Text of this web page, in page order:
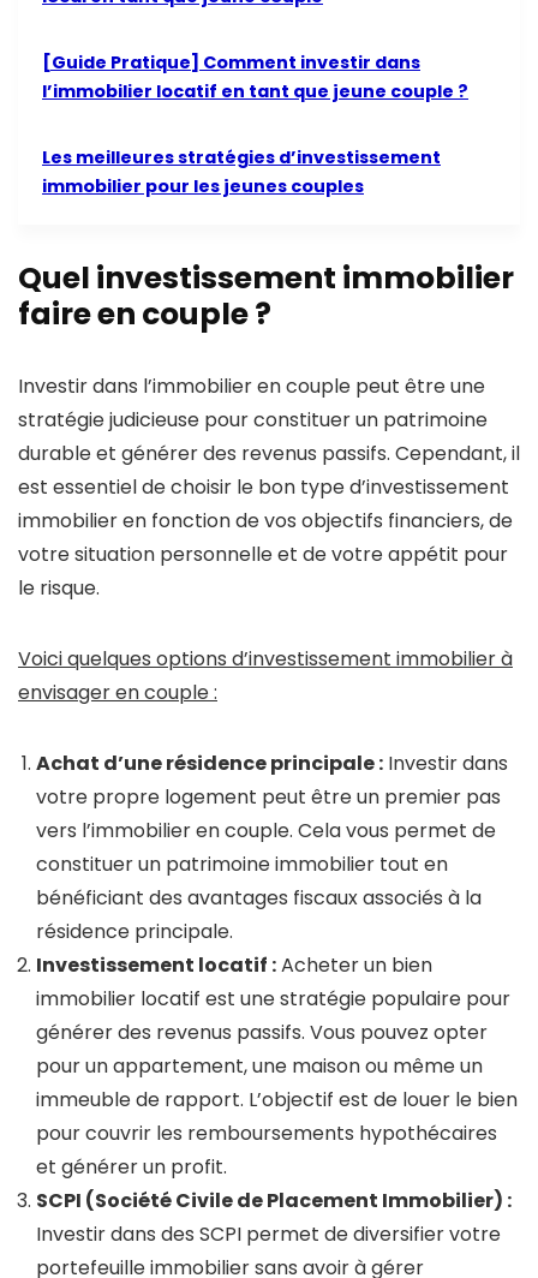
[Guide Pratique] Comment investir dans
l’immobilier locatif en tant que jeune couple ?
Les meilleures stratégies d’investissement
immobilier pour les jeunes couples
Quel investissement immobilier
faire en couple ?
Investir dans l’immobilier en couple peut être une
stratégie judicieuse pour constituer un patrimoine
durable et générer des revenus passifs. Cependant, il
est essentiel de choisir le bon type d’investissement
immobilier en fonction de vos objectifs financiers, de
votre situation personnelle et de votre appétit pour
le risque.
Voici quelques options d’investissement immobilier à
envisager en couple :
Achat d’une résidence principale : Investir dans
votre propre logement peut être un premier pas
vers l’immobilier en couple. Cela vous permet de
constituer un patrimoine immobilier tout en
bénéficiant des avantages fiscaux associés à la
résidence principale.
Investissement locatif :Acheter un bien
immobilier locatif est une stratégie populaire pour
générer des revenus passifs. Vous pouvez opter
pour un appartement, une maison ou même un
immeuble de rapport. L’objectif est de louer le bien
pour couvrir les remboursements hypothécaires
et générer un profit.
SCPI (Société Civile de Placement Immobilier) :
Investir dans des SCPI permet de diversifier votre
portefeuille immobilier sans avoir à gérer